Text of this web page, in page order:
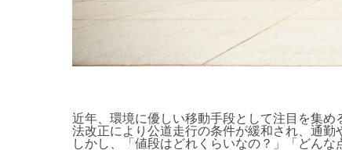
近年、環境に優しい移動手段として注目を集め
法改正により公道走行の条件が緩和され、通勤
しかし、「値段はどれくらいなの？」「どん